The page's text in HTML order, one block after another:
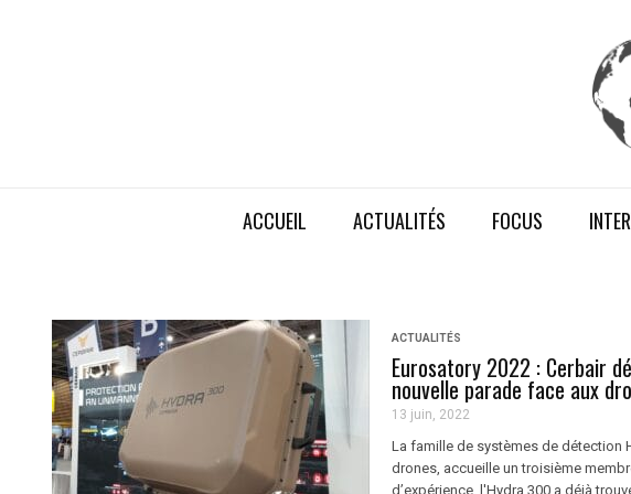
ACCUEIL ACTUALITÉS FOCUS
ACTUALITÉS
Eurosatory 2022 : Cerbair
nouvelle parade face aux
13 juin, 2022
La famille de systèmes de détection
drones, accueille un troisième
d’expérience, l'Hydra 300 a déjà